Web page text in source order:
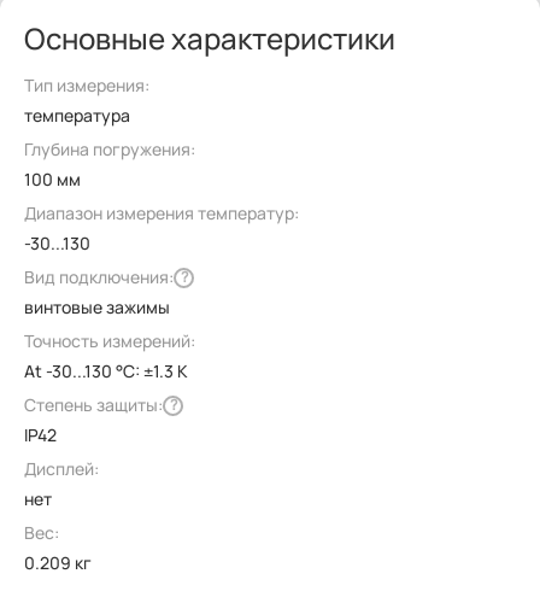
Основные характеристики
Тип измерения:
температура
Глубина погружения:
100 мм
Диапазон измерения температур:
-30...130
Вид подключения: ?
винтовые зажимы
Точность измерений:
At -30...130 °C: ±1.3 K
Степень защиты: ?
IP42
Дисплей:
нет
Вес:
0.209 кг